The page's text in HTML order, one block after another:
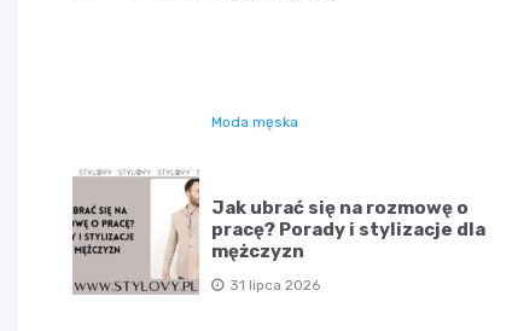
Moda męska
Jak ubrać się na rozmowę o
pracę? Porady i stylizacje dla
mężczyzn
31 lipca 2026